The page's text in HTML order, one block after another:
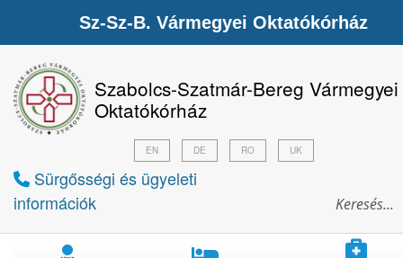
Szabolcs-Szatmár-Bereg Vármegyei
Oktatókórház
Sürgősségi és ügyeleti
információk
EN DE RO UK
Sz-Sz-B. Vármegyei Oktatókórház